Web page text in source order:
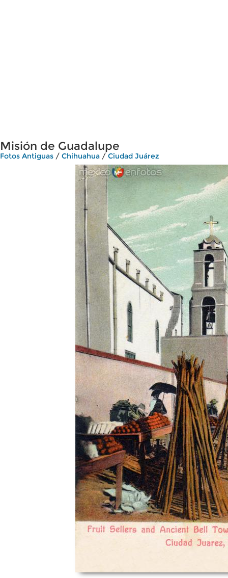
Misión de Guadalupe
Fotos Antiguas / Chihuahua / Ciudad Juárez